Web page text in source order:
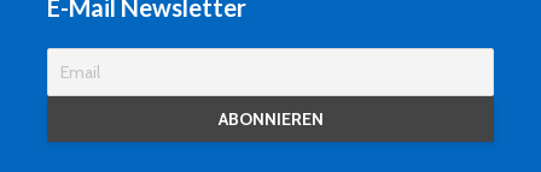
E-Mail Newsletter